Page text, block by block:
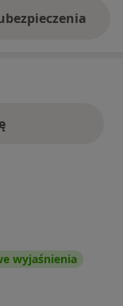
wyjaśnienia